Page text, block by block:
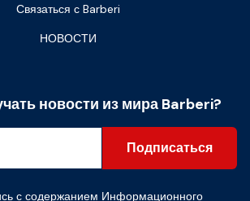
Связаться с Barberi
НОВОСТИ
новости из мира Barberi?
Подписаться
с содержанием Информационного